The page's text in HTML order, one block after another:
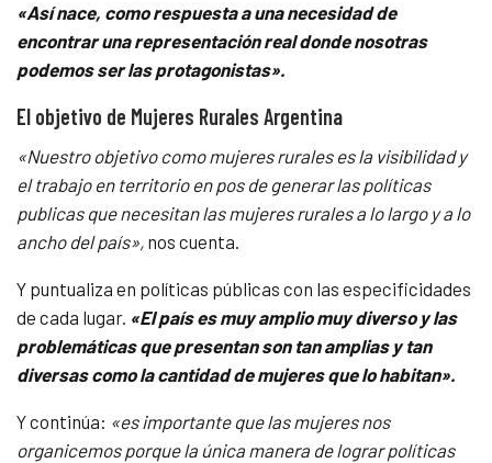
«Así nace, como respuesta a una necesidad de
encontrar una representación real donde nosotras
podemos ser las protagonistas».
El objetivo de Mujeres Rurales Argentina
«Nuestro objetivo como mujeres rurales es la visibilidad y
el trabajo en territorio en pos de generar las políticas
publicas que necesitan las mujeres rurales a lo largo y a lo
ancho del país», nos cuenta.
Y puntualiza en políticas públicas con las especificidades
de cada lugar. «El país es muy amplio muy diverso y las
problemáticas que presentan son tan amplias y tan
diversas como la cantidad de mujeres que lo habitan».
Y continúa: «es importante que las mujeres nos
organicemos porque la única manera de lograr políticas